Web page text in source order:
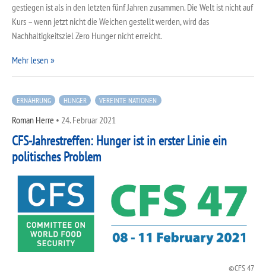
gestiegen ist als in den letzten fünf Jahren zusammen. Die Welt ist nicht auf
Kurs – wenn jetzt nicht die Weichen gestellt werden, wird das
Nachhaltigkeitsziel Zero Hunger nicht erreicht.
Mehr lesen
ERNÄHRUNG HUNGER VEREINTE NATIONEN
Roman Herre • 24. Februar 2021
CFS-Jahrestreffen: Hunger ist in erster Linie ein
politisches Problem
CFS 47